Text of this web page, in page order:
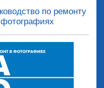
по ремонту